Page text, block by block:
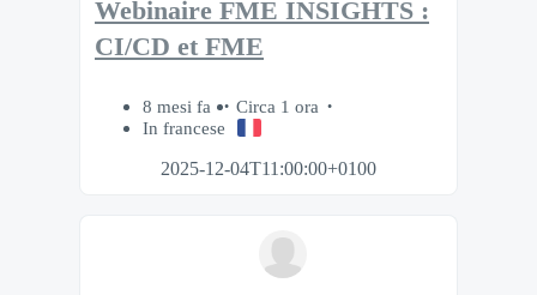
Webinaire FME INSIGHTS :
CI/CD et FME
8 mesi fa
Circa 1 ora
In francese
2025-12-04T11:00:00+0100